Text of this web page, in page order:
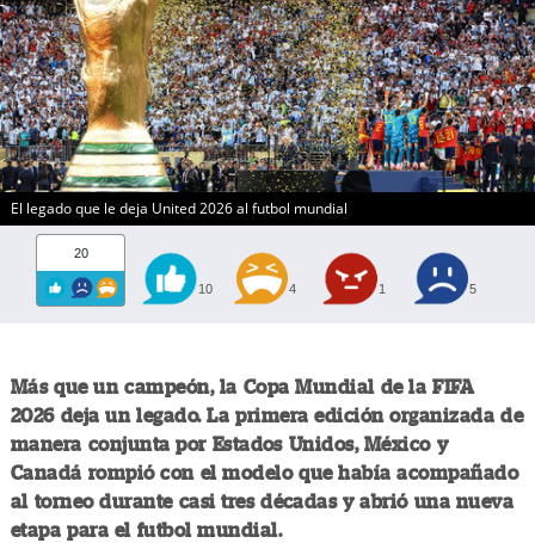
El legado que le deja United 2026 al futbol mundial
20
10 4 1 5
Más que un campeón, la Copa Mundial de la FIFA
2026 deja un legado. La primera edición organizada de
manera conjunta por Estados Unidos, México y
Canadá rompió con el modelo que había acompañado
al torneo durante casi tres décadas y abrió una nueva
etapa para el futbol mundial.